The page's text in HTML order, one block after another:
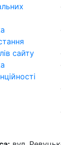
сайту